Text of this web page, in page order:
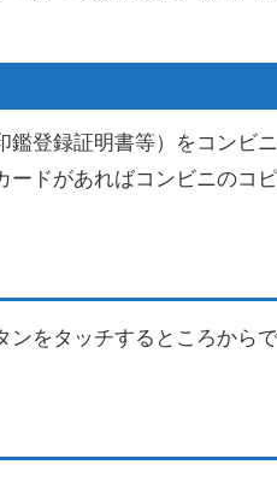
登録証明書等）をコンビ
ードがあればコンビニのコ
ンをタッチするところから